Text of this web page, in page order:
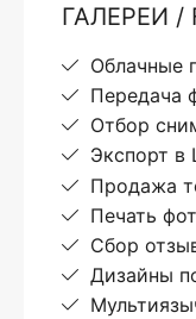
ГАЛЕРЕИ /
Облачные
Передача
Отбор
Экспорт в
Продажа
Печать
Сбор
Дизайны